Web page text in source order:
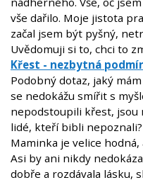
vše dařilo. Moje jistota
začal jsem být pyšný,
Uvědomuji si to, chci to
Křest - nezbytná
Podobný dotaz, jaký
se nedokážu smířit s
nepodstoupili křest, jsou
lidé, kteří bibli nepoznali?
Maminka je velice
Asi by ani nikdy
dobře a rozdávala lásku,